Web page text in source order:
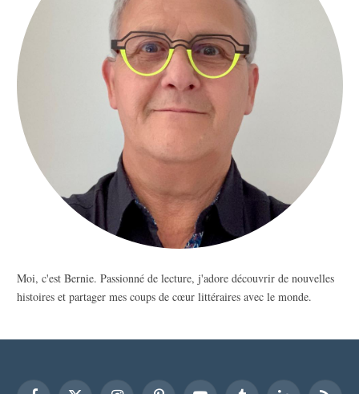
Moi, c'est Bernie. Passionné de lecture, j'adore découvrir de nouvelles
histoires et partager mes coups de cœur littéraires avec le monde.